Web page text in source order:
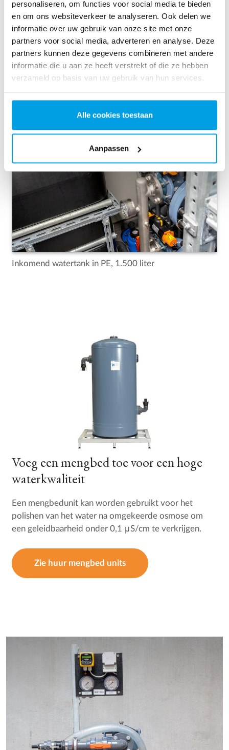
personaliseren, om functies voor social media te bieden
en om ons websiteverkeer te analyseren. Ook delen we
informatie over uw gebruik van onze site met onze
partners voor social media, adverteren en analyse. Deze
partners kunnen deze gegevens combineren met andere
informatie die u aan ze heeft verstrekt of die ze hebben
verzameld op basis van uw gebruik van hun services.
Alle cookies toestaan
Aanpassen
Waterontharder als voorbehandeling van de
omgekeerde osmose
Inkomend watertank in PE, 1.500 liter
Voeg een mengbed toe voor een hoge
waterkwaliteit
Een mengbedunit kan worden gebruikt voor het
polishen van het water na omgekeerde osmose om
een geleidbaarheid onder 0,1 μS/cm te verkrijgen.
Zie huur mengbed units